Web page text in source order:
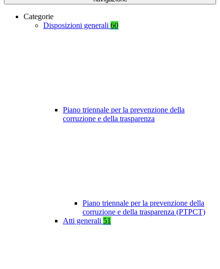
Categorie
Disposizioni generali 60
Piano triennale per la prevenzione della
corruzione e della trasparenza
Piano triennale per la prevenzione della
corruzione e della trasparenza (PTPCT)
Atti generali 51